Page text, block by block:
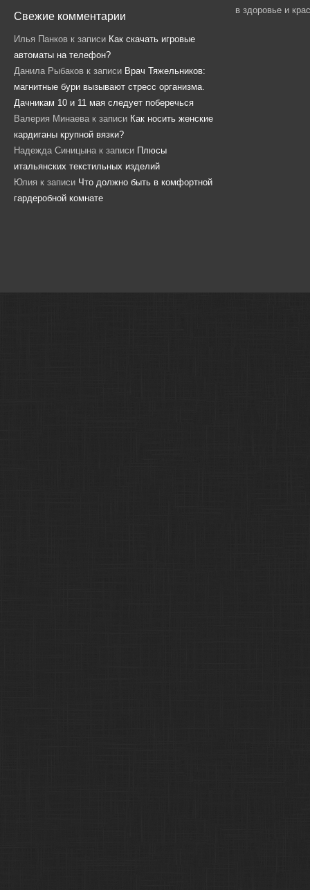
Свежие комментарии
Илья Панков к записи Как скачать игровые
автоматы на телефон?
Данила Рыбаков к записи Врач Тяжельников:
магнитные бури вызывают стресс организма.
Дачникам 10 и 11 мая следует поберечься
Валерия Минаева к записи Как носить женские
кардиганы крупной вязки?
Надежда Синицына к записи Плюсы
итальянских текстильных изделий
Юлия к записи Что должно быть в комфортной
гардеробной комнате
в здоровье и